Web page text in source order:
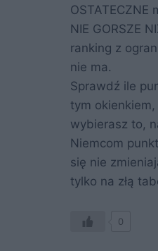
OSTATECZNE
NIE GORSZE
ranking z
nie ma.
Sprawdź ile
tym
wybierasz to,
Niemcom
się nie
tylko na złą
0